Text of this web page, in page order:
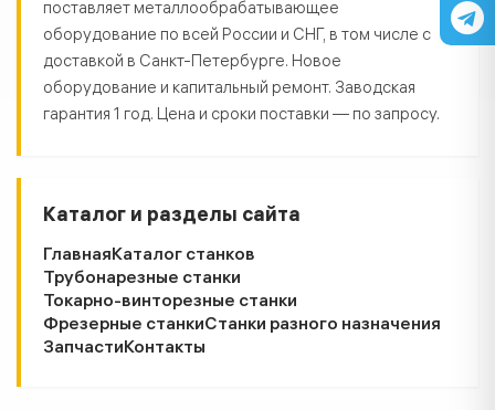
поставляет металлообрабатывающее
оборудование по всей России и СНГ, в том числе с
доставкой в Санкт-Петербурге. Новое
оборудование и капитальный ремонт. Заводская
гарантия 1 год. Цена и сроки поставки — по запросу.
Каталог и разделы сайта
ГлавнаяКаталог станков
Трубонарезные станки
Токарно-винторезные станки
Фрезерные станкиСтанки разного назначения
ЗапчастиКонтакты